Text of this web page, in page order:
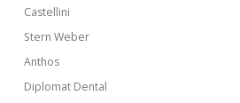
Castellini
Stern Weber
Anthos
Diplomat Dental